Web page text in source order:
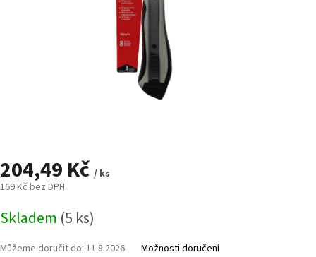
204,49 Kč / ks
169 Kč bez DPH
cena:
Skladem (5 ks)
Můžeme doručit do: 11.8.2026 Možnosti doručení